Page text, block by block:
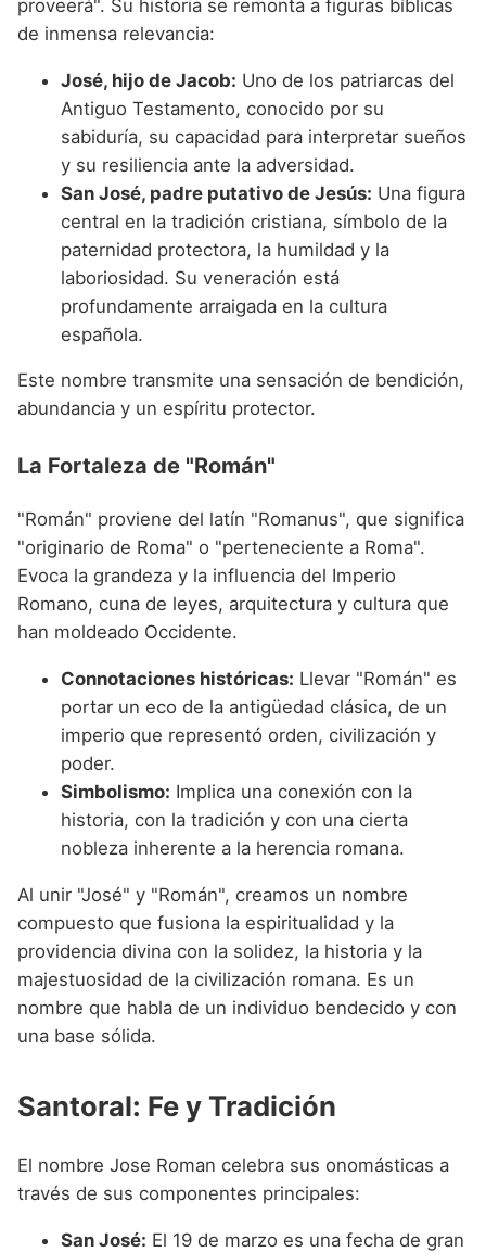
Nombres de niño que empiezan por X
Nombres de niño que empiezan por Y
Nombres de niño que empiezan por Z
proveerá". Su historia se remonta a figuras bíblicas
de inmensa relevancia:
José, hijo de Jacob: Uno de los patriarcas del
Antiguo Testamento, conocido por su
sabiduría, su capacidad para interpretar sueños
y su resiliencia ante la adversidad.
San José, padre putativo de Jesús: Una figura
central en la tradición cristiana, símbolo de la
paternidad protectora, la humildad y la
laboriosidad. Su veneración está
profundamente arraigada en la cultura
española.
Este nombre transmite una sensación de bendición,
abundancia y un espíritu protector.
La Fortaleza de "Román"
"Román" proviene del latín "Romanus", que significa
"originario de Roma" o "perteneciente a Roma".
Evoca la grandeza y la influencia del Imperio
Romano, cuna de leyes, arquitectura y cultura que
han moldeado Occidente.
Connotaciones históricas: Llevar "Román" es
portar un eco de la antigüedad clásica, de un
imperio que representó orden, civilización y
poder.
Simbolismo: Implica una conexión con la
historia, con la tradición y con una cierta
nobleza inherente a la herencia romana.
Al unir "José" y "Román", creamos un nombre
compuesto que fusiona la espiritualidad y la
providencia divina con la solidez, la historia y la
majestuosidad de la civilización romana. Es un
nombre que habla de un individuo bendecido y con
una base sólida.
Santoral: Fe y Tradición
El nombre Jose Roman celebra sus onomásticas a
través de sus componentes principales:
San José: El 19 de marzo es una fecha de gran